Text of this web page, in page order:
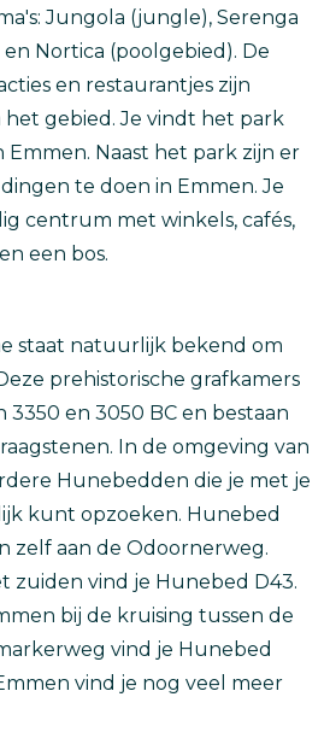
Jungola (jungle), Serenga
en Nortica (poolgebied). De
en restaurantjes zijn
het gebied. Je vindt het park
Emmen. Naast het park zijn er
te doen in Emmen. Je
centrum met winkels, cafés,
een bos.
staat natuurlijk bekend om
prehistorische grafkamers
en 3050 BC en bestaan
In de omgeving van
Hunebedden die je met je
kunt opzoeken. Hunebed
zelf aan de Odoornerweg.
zuiden vind je Hunebed D43.
bij de kruising tussen de
vind je Hunebed
vind je nog veel meer